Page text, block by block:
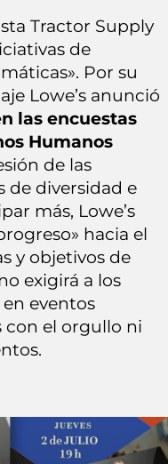
Tractor Supply
de
Por su
Lowe’s anunció
las encuestas
Humanos
de las
de diversidad e
más, Lowe’s
hacia el
y objetivos de
exigirá a los
eventos
con el orgullo ni